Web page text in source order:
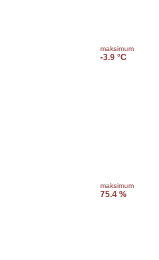
maksimum
-3.9 °C
maksimum
75.4 %